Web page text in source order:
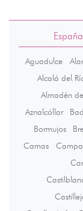
España
Aguadulce
Alcalá del
Almadén
Aznalcóllar
Bormujos
Camas